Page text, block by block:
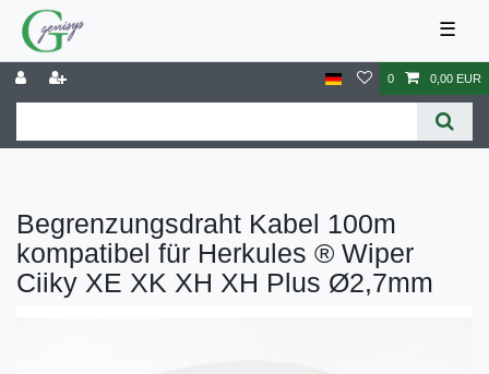
☰
0 0,00 EUR
Begrenzungsdraht Kabel 100m
kompatibel für Herkules ® Wiper
Ciiky XE XK XH XH Plus Ø2,7mm